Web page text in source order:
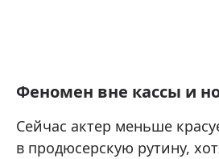
Феномен вне кассы и
Сейчас актер меньше
в продюсерскую рутину,